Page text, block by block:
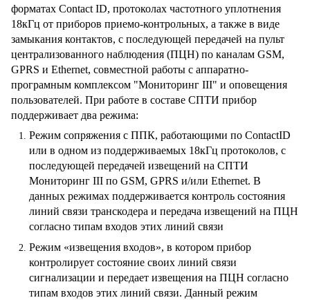
форматах Contact ID, протоколах частотного уплотнения
18кГц от приборов приемо-контрольных, а также в виде
замыкания контактов, с последующей передачей на пульт
централизованного наблюдения (ПЦН) по каналам GSM,
GPRS и Ethernet, совместной работы с аппаратно-
програмным комплексом "Мониторинг III" и оповещения
пользователей. При работе в составе СПТИ прибор
поддерживает два режима:
Режим сопряжения с ППК, работающими по ContactID
или в одном из поддерживаемых 18кГц протоколов, с
последующей передачей извещений на СПТИ
Мониторинг III по GSM, GPRS и/или Ethernet. В
данных режимах поддерживается контроль состояния
линий связи транскодера и передача извещений на ПЦН
согласно типам входов этих линий связи
Режим «извещения входов», в котором прибор
контролирует состояние своих линий связи
сигнализации и передает извещения на ПЦН согласно
типам входов этих линий связи. Данный режим